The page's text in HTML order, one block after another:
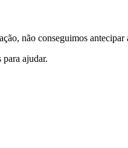
não conseguimos antecipar
ajudar.